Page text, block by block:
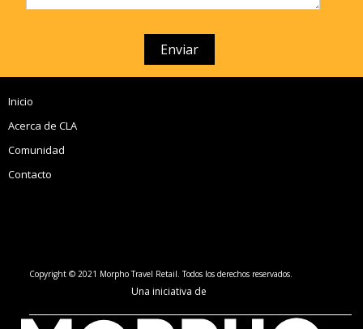
Inicio
Acerca de CLA
Comunidad
Contacto
Copyright © 2021 Morpho Travel Retail. Todos los derechos reservados.
Una iniciativa de